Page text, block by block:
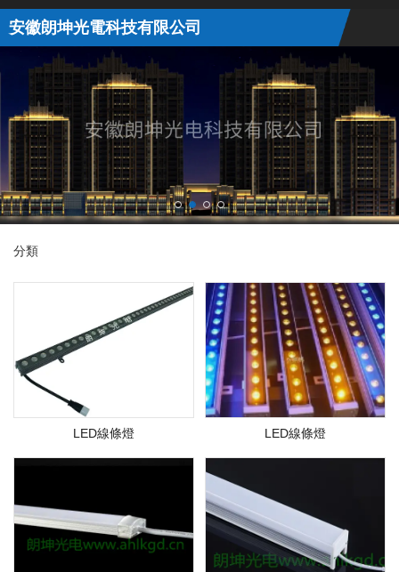
安徽朗坤光電科技有限公司
分類
LED線條燈 LED線條燈